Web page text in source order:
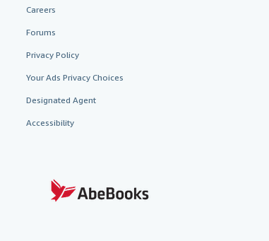
Careers
Forums
Privacy Policy
Your Ads Privacy Choices
Designated Agent
Accessibility